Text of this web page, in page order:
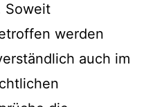
Soweit
werden
auch im